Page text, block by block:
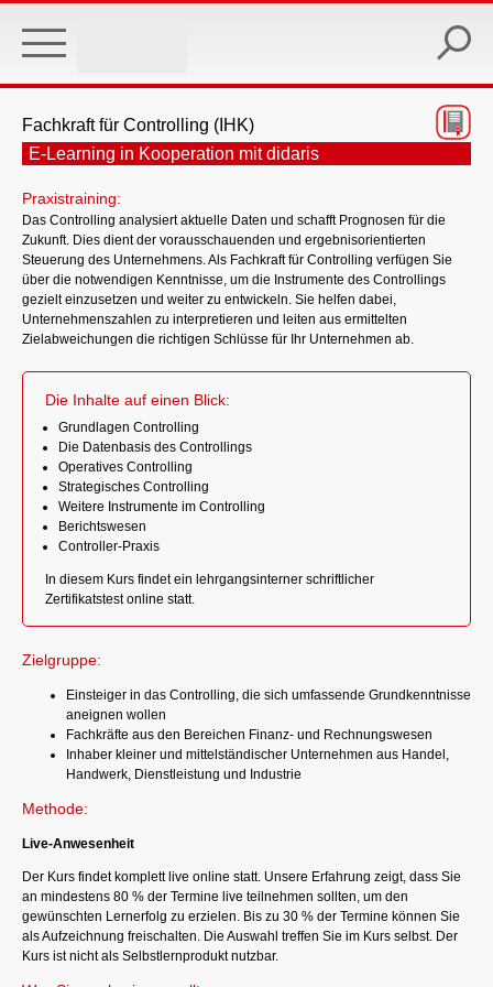
main
Fachkraft für Controlling (IHK)
E-Learning in Kooperation mit didaris
Praxistraining:
Das Controlling analysiert aktuelle Daten und schafft Prognosen für die
Zukunft. Dies dient der vorausschauenden und ergebnisorientierten
Steuerung des Unternehmens. Als Fachkraft für Controlling verfügen Sie
über die notwendigen Kenntnisse, um die Instrumente des Controllings
gezielt einzusetzen und weiter zu entwickeln. Sie helfen dabei,
Unternehmenszahlen zu interpretieren und leiten aus ermittelten
Zielabweichungen die richtigen Schlüsse für Ihr Unternehmen ab.
Die Inhalte auf einen Blick:
Grundlagen Controlling
Die Datenbasis des Controllings
Operatives Controlling
Strategisches Controlling
Weitere Instrumente im Controlling
Berichtswesen
Controller-Praxis
In diesem Kurs findet ein lehrgangsinterner schriftlicher
Zertifikatstest online statt.
Zielgruppe:
Einsteiger in das Controlling, die sich umfassende Grundkenntnisse
aneignen wollen
Fachkräfte aus den Bereichen Finanz- und Rechnungswesen
Inhaber kleiner und mittelständischer Unternehmen aus Handel,
Handwerk, Dienstleistung und Industrie
Methode:
Live-Anwesenheit
Der Kurs findet komplett live online statt. Unsere Erfahrung zeigt, dass Sie
an mindestens 80 % der Termine live teilnehmen sollten, um den
gewünschten Lernerfolg zu erzielen. Bis zu 30 % der Termine können Sie
als Aufzeichnung freischalten. Die Auswahl treffen Sie im Kurs selbst. Der
Kurs ist nicht als Selbstlernprodukt nutzbar.